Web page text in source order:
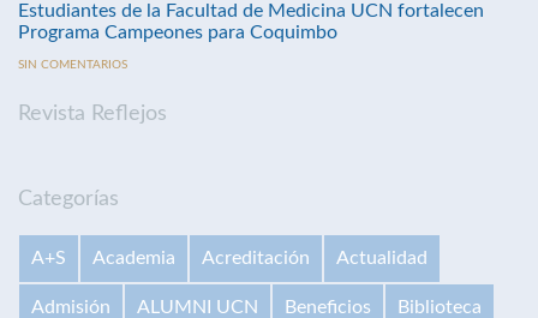
Estudiantes de la Facultad de Medicina UCN fortalecen
Programa Campeones para Coquimbo
SIN COMENTARIOS
Revista Reflejos
Categorías
A+S Academia Acreditación Actualidad
Admisión ALUMNI UCN Beneficios Biblioteca